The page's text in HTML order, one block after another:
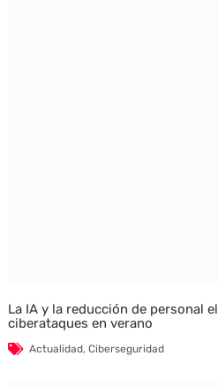
La IA y la reducción de personal
ciberataques en verano
Actualidad, Ciberseguridad